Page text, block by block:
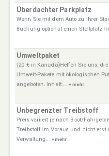
Überdachter Parkplatz
Wenn Sie mit dem Auto zu Ihrer
Buchung optional einen Stellplatz
Umweltpaket
(20 € in Kanada)Helfen Sie uns,
Umwelt-Pakete mit ökologischen
angeboten. Inhalt:...» mehr
Unbegrenzter Treibstoff
Preis variiert je nach Boot/
Treibstoff im Voraus und nicht erst
Verwaltung... » mehr